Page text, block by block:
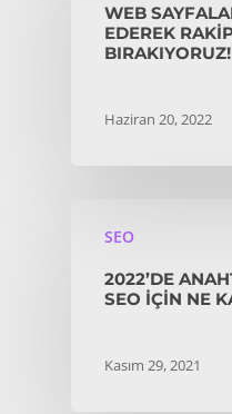
WEB
EDEREK
BIRAKIYORUZ!
Haziran 20, 2022
SEO
2022’DE
SEO İÇIN NE
Kasım 29, 2021